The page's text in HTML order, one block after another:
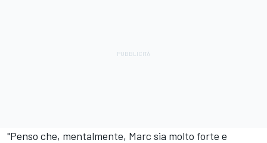
"Penso che, mentalmente, Marc sia molto forte e